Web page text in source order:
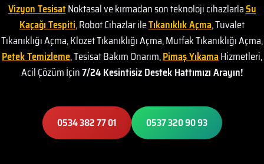
Vizyon TesisatNoktasal ve kırmadan son teknoloji cihazlarlaSu
Kaçağı Tespiti, Robot Cihazlar ileTıkanıklık Açma, Tuvalet
Tıkanıklığı Açma, Klozet Tıkanıklığı Açma, Mutfak Tıkanıklığı Açma,
Petek Temizleme, Tesisat Bakım Onarım,Pimaş YıkamaHizmetleri,
Acil Çözüm İçin7/24 Kesintisiz Destek Hattımızı Arayın!
0534 382 77 01 0537 320 90 93